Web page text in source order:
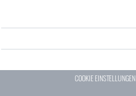
COOKIE EINSTELLUNGEN